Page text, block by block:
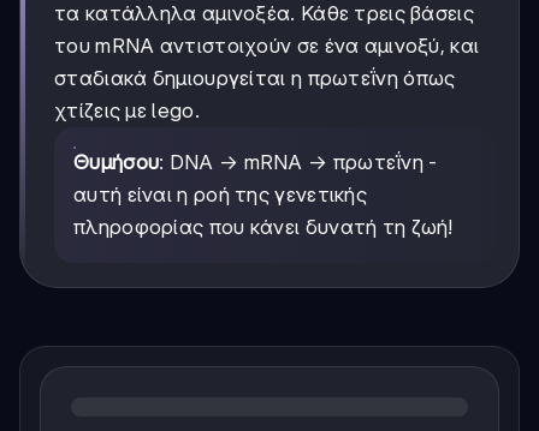
τα κατάλληλα αμινοξέα. Κάθε τρεις βάσεις
του mRNA αντιστοιχούν σε ένα αμινοξύ, και
σταδιακά δημιουργείται η πρωτεΐνη όπως
χτίζεις με lego.
Θυμήσου: DNA → mRNA → πρωτεΐνη -
αυτή είναι η ροή της γενετικής
πληροφορίας που κάνει δυνατή τη ζωή!